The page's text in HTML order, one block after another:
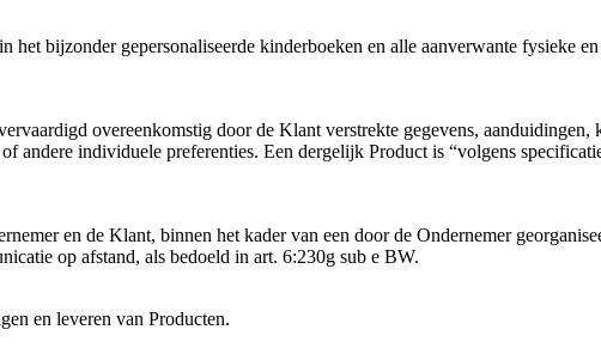
het bijzonder gepersonaliseerde kinderboeken en alle aanverwante fysieke
overeenkomstig door de Klant verstrekte gegevens,
andere individuele preferenties. Een dergelijk Product is “volgens
en de Klant, binnen het kader van een door de Ondernemer
op afstand, als bedoeld in art. 6:230g sub e BW.
en leveren van Producten.